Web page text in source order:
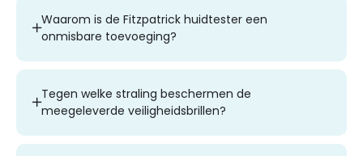
Waarom is de Fitzpatrick huidtester een
onmisbare toevoeging?
Tegen welke straling beschermen de
meegeleverde veiligheidsbrillen?